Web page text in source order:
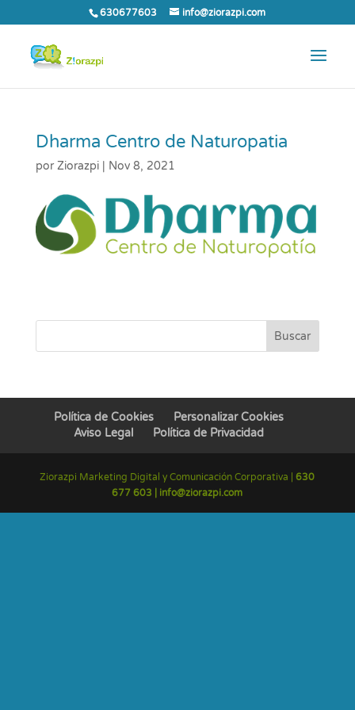
630677603 info@ziorazpi.com
Dharma Centro de Naturopatia
por Ziorazpi| Nov 8, 2021
Buscar
Política de Cookies
Personalizar Cookies
Aviso Legal
Política de Privacidad
Ziorazpi Marketing Digital y Comunicación Corporativa |630
677 603 | info@ziorazpi.com